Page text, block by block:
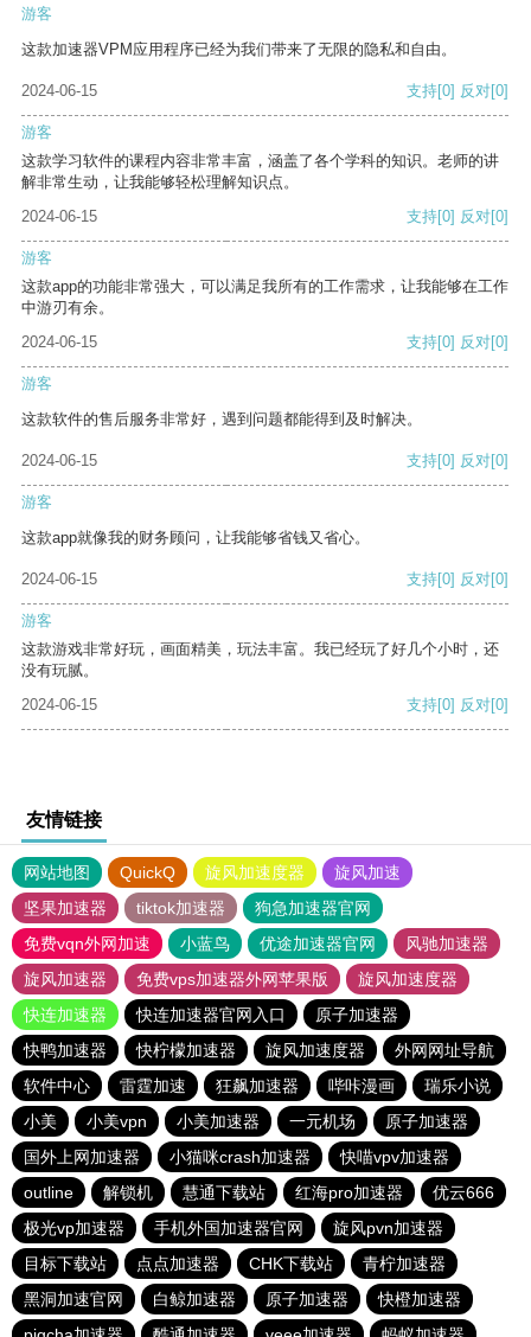
游客
这款加速器VPM应用程序已经为我们带来了无限的隐私和自由。
2024-06-15 支持[0] 反对[0]
游客
这款学习软件的课程内容非常丰富，涵盖了各个学科的知识。老师的讲
解非常生动，让我能够轻松理解知识点。
2024-06-15
支持[0] 反对[0]
游客
这款app的功能非常强大，可以满足我所有的工作需求，让我能够在工作
中游刃有余。
2024-06-15
支持[0] 反对[0]
游客
这款软件的售后服务非常好，遇到问题都能得到及时解决。
2024-06-15 支持[0] 反对[0]
游客
这款app就像我的财务顾问，让我能够省钱又省心。
2024-06-15 支持[0] 反对[0]
游客
这款游戏非常好玩，画面精美，玩法丰富。我已经玩了好几个小时，还
没有玩腻。
2024-06-15
支持[0] 反对[0]
友情链接
网站地图 QuickQ 旋风加速度器
旋风加速
坚果加速器
tiktok加速器
狗急加速器官网
免费vqn外网加速
小蓝鸟 优途加速器官网
风驰加速器
旋风加速器
免费vps加速器外网苹果版
旋风加速度器
快连加速器
快连加速器官网入口
原子加速器
快鸭加速器
快柠檬加速器 旋风加速度器
外网网址导航
软件中心
雷霆加速 狂飙加速器 哔咔漫画
瑞乐小说
小美
小美vpn 小美加速器 一元机场
原子加速器
国外上网加速器
小猫咪crash加速器
快喵vpv加速器
outline
解锁机 慧通下载站 红海pro加速器
优云666
极光vp加速器
手机外国加速器官网
旋风pvn加速器
目标下载站
点点加速器 CHK下载站
青柠加速器
黑洞加速官网
白鲸加速器 原子加速器
快橙加速器